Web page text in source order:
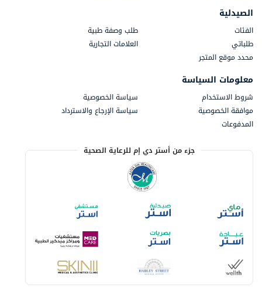
الصيدلية
الفئات
طلب وصفة طبية
طلباتي
العلامات التجارية
محدد موقع المتجر
معلومات السياسة
شروط الاستخدام
سياسة الخصوصية
موافقة الخصوصية
سياسة الإرجاع والاسترداد
المدفوعات
جزء من أستر دي إم للرعاية الصحية